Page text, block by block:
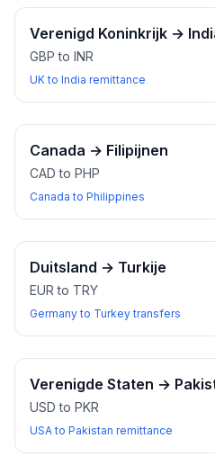
Verenigd Koninkrijk →
GBP to INR
UK to India remittance
Canada → Filipijnen
CAD to PHP
Canada to Philippines
Duitsland → Turkije
EUR to TRY
Germany to Turkey transfers
Verenigde Staten →
USD to PKR
USA to Pakistan remittance